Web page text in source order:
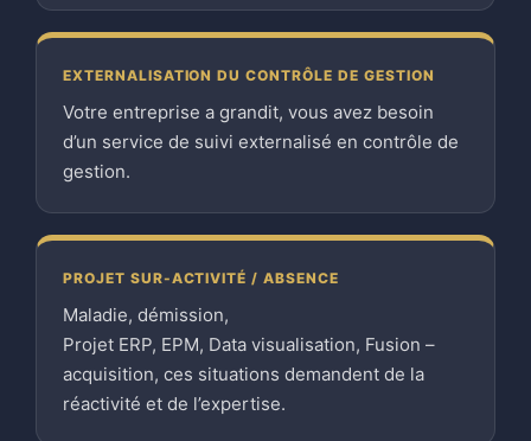
EXTERNALISATION DU CONTRÔLE DE GESTION
Votre entreprise a grandit, vous avez besoin
d’un service de suivi externalisé en contrôle de
gestion.
PROJET SUR-ACTIVITÉ / ABSENCE
Maladie, démission,
Projet ERP, EPM, Data visualisation, Fusion –
acquisition, ces situations demandent de la
réactivité et de l’expertise.